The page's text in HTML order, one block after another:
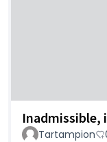
Inadmissible,
Tartampion